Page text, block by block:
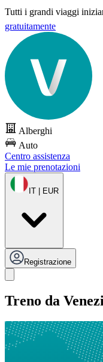
Tutti i grandi viaggi
gratuitamente
Alberghi
Auto
Centro assistenza
Le mie prenotazioni
IT | EUR
Registrazione
Treno da